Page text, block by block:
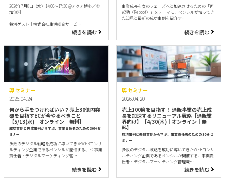
2026年7月8日（水）14:00～17:30 @アクア博多／参
加無料
特別ゲスト｜株式会社生活総合サービ…
続きを読む
事業成長を次のフェーズへと加速させるための「再
起動（Reboot）」をテーマに、ペンシルが培ってき
た知見と最新の成功事例を紹介す…
続きを読む
セミナー
2026.04.24
何から手をつければいい？売上30億円突
破を目指すECが今やるべきこと
【5/13(水)｜オンライン｜無料】
成功事例と失敗事例から学ぶ、事業責任者のための30分セ
ミナー
多数のデジタル戦略を成功に導いてきたWEBコンサ
ルティング企業であるペンシルが開催する、EC事業
責任者・デジタルマーケティング管…
続きを読む
セミナー
2026.04.20
売上100億を目指す！ 通販事業の売上成
長を加速するリニューアル戦略【通販業
界向け】【4/30(木)｜オンライン｜無
料】
成功事例と失敗事例から学ぶ、事業責任者のための30分セ
ミナー
多数のデジタル戦略を成功に導いてきたWEBコンサ
ルティング企業であるペンシルが開催する、事業責
任者・デジタルマーケティング管理職…
続きを読む